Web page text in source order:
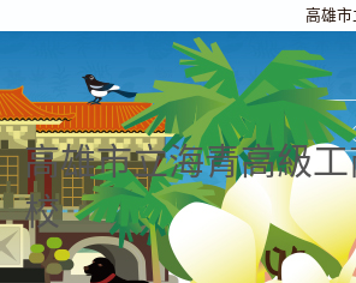
高雄市
高雄市立海青高級
校